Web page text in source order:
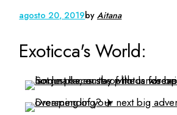
agosto 20, 2019byAitana
Exoticca's World: